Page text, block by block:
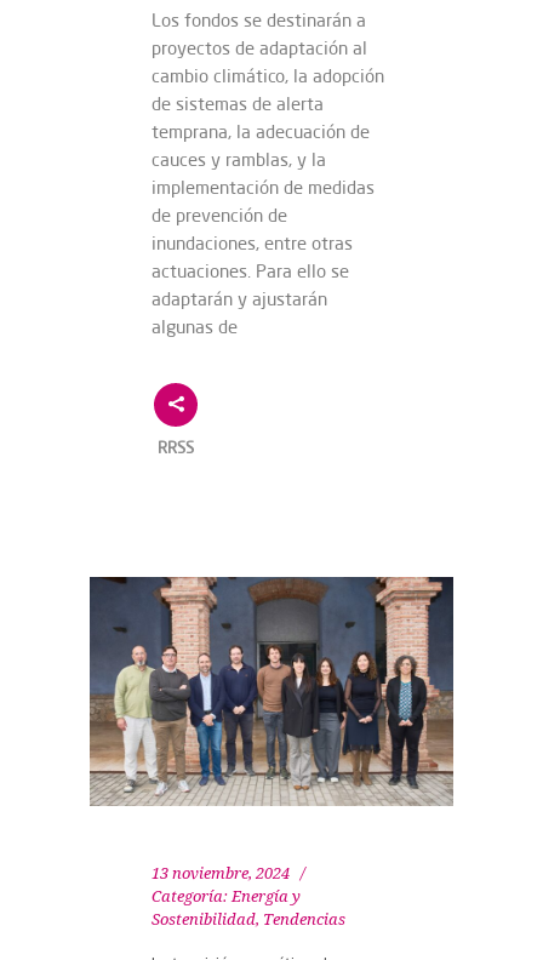
Los fondos se destinarán a
proyectos de adaptación al
cambio climático, la adopción
de sistemas de alerta
temprana, la adecuación de
cauces y ramblas, y la
implementación de medidas
de prevención de
inundaciones, entre otras
actuaciones. Para ello se
adaptarán y ajustarán
algunas de
RRSS
13 noviembre, 2024
Categoría: Energía y
Sostenibilidad, Tendencias